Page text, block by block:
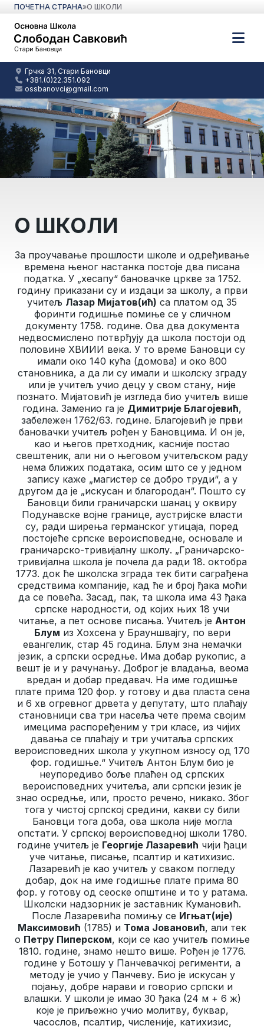
ПОЧЕТНА СТРАНА»О ШКОЛИ
Грчка 31, Стари Бановци
+381.(0)22.351.092
ossbanovci@gmail.com
О ШКОЛИ
За проучавање прошлости школе и одређивање
времена њеног настанка постоје два писана
податка. У „хесапу“ бановачке цркве за 1752.
годину приказани су и издаци за школу, а први
учитељ Лазар Мијатов(ић) са платом од 35
форинти годишње помиње се у сличном
документу 1758. године. Ова два документа
недвосмислено потврђују да школа постоји од
половине XВИИИ века. У то време Бановци су
имали око 140 кућа (домова) и око 800
становника, а да ли су имали и школску зграду
или је учитељ учио децу у свом стану, није
познато. Мијатовић је изгледа био учитељ више
година. Заменио га је Димитрије Благојевић,
забележен 1762/63. године. Благојевић је први
бановачки учитељ рођен у Бановцима. И он је,
као и његов претходник, касније постао
свештеник, али ни о његовом учитељском раду
нема ближих података, осим што се у једном
запису каже „магистер се добро труди“, а у
другом да је „искусан и благородан“. Пошто су
Бановци били граничарски шанац у оквиру
Подунавске војне границе, аустријске власти
су, ради ширења германског утицаја, поред
постојеће српске вероисповедне, основале и
граничарско-тривијалну школу. „Граничарско-
тривијална школа је почела да ради 18. октобра
1773. док ће школска зграда тек бити саграђена
средствима компаније, кад ће и број ђака моћи
да се повећа. Засад, пак, та школа има 43 ђака
српске народности, од којих њих 18 учи
читање, а пет основе писања. Учитељ је Антон
Блум из Хохсена у Брауншвајгу, по вери
евангелик, стар 45 година. Блум зна немачки
језик, а српски осредње. Има добар рукопис, а
вешт је и у рачунању. Доброг је владања, веома
вредан и добар предавач. На име годишње
плате прима 120 фор. у готову и два пласта сена
и 6 хв огревног дрвета у депутату, што плаћају
становници сва три насеља чете према својим
имецима распоређеним у три класе, из чијих
давања се плаћају и три учитаља српских
вероисповедних школа у укупном износу од 170
фор. годишње.“ Учитељ Антон Блум био је
неупоредиво боље плаћен од српских
вероисповедних учитеља, али српски језик је
знао осредње, или, просто речено, никако. Због
тога у чистој српској средини, какви су били
Бановци тога доба, ова школа није могла
опстати. У српској вероисповедној школи 1780.
године учитељ је Георгије Лазаревић чији ђаци
уче читање, писање, псалтир и катихизис.
Лазаревић је као учитељ у сваком погледу
добар, док на име годишње плате прима 80
фор. у готову од сеоске општине и то у ратама.
Школски надзорник је заставник Кумановић.
После Лазаревића помињу се Игњат(ије)
Максимовић (1785) и Тома Јовановић, али тек
о Петру Пиперском, који се као учитељ помиње
1810. године, знамо нешто више. Рођен је 1776.
године у Ботошу у Панчевачкој регименти, а
методу је учио у Панчеву. Био је искусан у
појању, добре нарави и говорио српски и
влашки. У школи је имао 30 ђака (24 м + 6 ж)
које је приљежно учио молитву, буквар,
часослов, псалтир, численије, катихизис,